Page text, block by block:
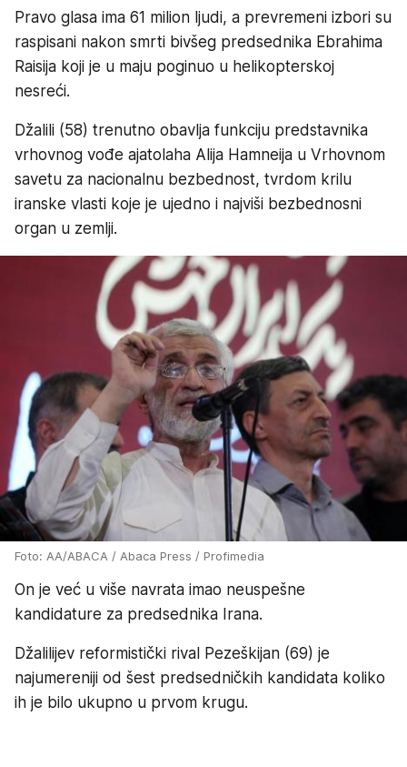
Pravo glasa ima 61 milion ljudi, a prevremeni izbori su
raspisani nakon smrti bivšeg predsednika Ebrahima
Raisija koji je u maju poginuo u helikopterskoj
nesreći.
Džalili (58) trenutno obavlja funkciju predstavnika
vrhovnog vođe ajatolaha Alija Hamneija u Vrhovnom
savetu za nacionalnu bezbednost, tvrdom krilu
iranske vlasti koje je ujedno i najviši bezbednosni
organ u zemlji.
Foto: AA/ABACA / Abaca Press / Profimedia
On je već u više navrata imao neuspešne
kandidature za predsednika Irana.
Džalilijev reformistički rival Pezeškijan (69) je
najumereniji od šest predsedničkih kandidata koliko
ih je bilo ukupno u prvom krugu.